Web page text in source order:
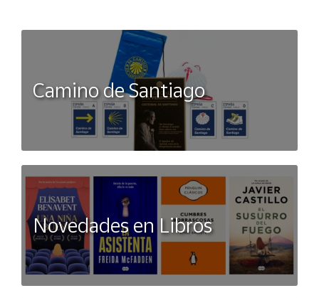
Camino de Santiago
Novedades en Libros